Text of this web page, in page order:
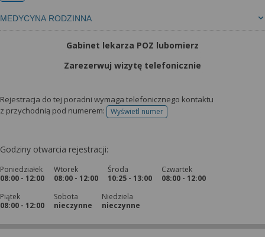
MEDYCYNA RODZINNA
Gabinet lekarza POZ lubomierz
Zarezerwuj wizytę telefonicznie
Rejestracja do tej poradni wymaga telefonicznego kontaktu
z przychodnią pod numerem:
Wyświetl numertelefonu do rejestracji
Godziny otwarcia rejestracji:
Poniedziałek
08:00 - 12:00
Wtorek
08:00 - 12:00
Środa
10:25 - 13:00
Czwartek
08:00 - 12:00
Piątek
08:00 - 12:00
Sobota
nieczynne
Niedziela
nieczynne